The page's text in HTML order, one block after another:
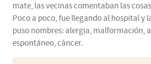
mate, las vecinas comentaban las
Poco a poco, fue llegando al hospital y
puso nombres: alergia, malformación,
espontáneo, cáncer.